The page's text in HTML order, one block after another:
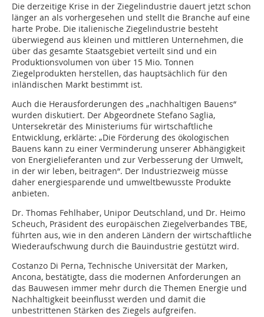
Die derzeitige Krise in der Ziegelindustrie dauert jetzt schon
länger an als vorhergesehen und stellt die Branche auf eine
harte Probe. Die italienische Ziegelindustrie besteht
überwiegend aus kleinen und mittleren Unternehmen, die
über das gesamte Staatsgebiet verteilt sind und ein
Produktionsvolumen von über 15 Mio. Tonnen
Ziegelprodukten herstellen, das hauptsächlich für den
inländischen Markt bestimmt ist.
Auch die Herausforderungen des „nachhaltigen Bauens“
wurden diskutiert. Der Abgeordnete Stefano Saglia,
Untersekretär des Ministeriums für wirtschaftliche
Entwicklung, erklärte: „Die Förderung des ökologischen
Bauens kann zu einer Verminderung unserer Abhängigkeit
von Energielieferanten und zur Verbesserung der Umwelt,
in der wir leben, beitragen“. Der Industriezweig müsse
daher energiesparende und umweltbewusste Produkte
anbieten.
Dr. Thomas Fehlhaber, Unipor Deutschland, und Dr. Heimo
Scheuch, Präsident des europäischen Ziegelverbandes TBE,
führten aus, wie in den anderen Ländern der wirtschaftliche
Wiederaufschwung durch die Bauindustrie gestützt wird.
Costanzo Di Perna, Technische Universität der Marken,
Ancona, bestätigte, dass die modernen Anforderungen an
das Bauwesen immer mehr durch die Themen Energie und
Nachhaltigkeit beeinflusst werden und damit die
unbestrittenen Stärken des Ziegels aufgreifen.